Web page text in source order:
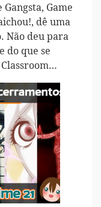
Game
dê uma
Não deu para
do que se